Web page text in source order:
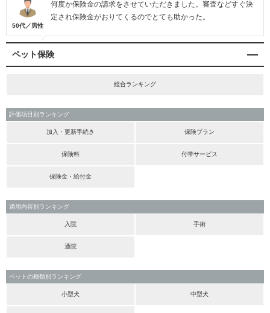
50代／男性
何度か保険金の請求をさせていただきました。審査などすぐ決
定され保険金がおりてくるのでとても助かった。
ペット保険
総合ランキング
評価項目別ランキング
加入・更新手続き 保険プラン
保険料 付帯サービス
保険金・給付金
適用内容別ランキング
入院 手術
通院
ペットの種類別ランキング
小型犬 中型犬